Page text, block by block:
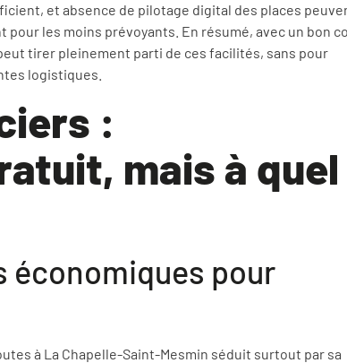
et absence de pilotage digital des places
les moins prévoyants. En résumé, avec un bon
tirer pleinement parti de ces facilités, sans pour
logistiques.
:
mais à quel
économiques pour
à La Chapelle-Saint-Mesmin séduit surtout par sa